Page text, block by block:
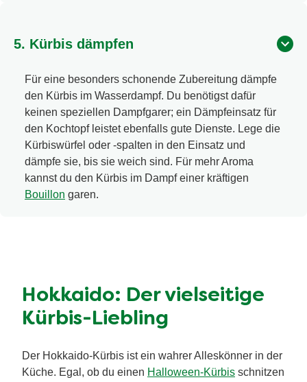
5. Kürbis dämpfen
Für eine besonders schonende Zubereitung dämpfe
den Kürbis im Wasserdampf. Du benötigst dafür
keinen speziellen Dampfgarer; ein Dämpfeinsatz für
den Kochtopf leistet ebenfalls gute Dienste. Lege die
Kürbiswürfel oder -spalten in den Einsatz und
dämpfe sie, bis sie weich sind. Für mehr Aroma
kannst du den Kürbis im Dampf einer kräftigen
Bouillon garen.
Hokkaido: Der vielseitige
Kürbis-Liebling
Der Hokkaido-Kürbis ist ein wahrer Alleskönner in der
Küche. Egal, ob du einen Halloween-Kürbis schnitzen